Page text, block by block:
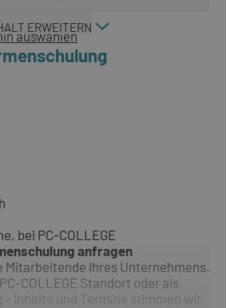
ERWEITERN
auswählen
bei PC-COLLEGE
anfragen
Mitarbeitende Ihres Unternehmens.
COLLEGE Standort oder als
- Inhalte und Termine stimmen wir